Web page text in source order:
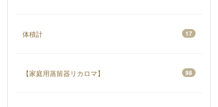
体積計 17
【家庭用蒸留器リカロマ】 98